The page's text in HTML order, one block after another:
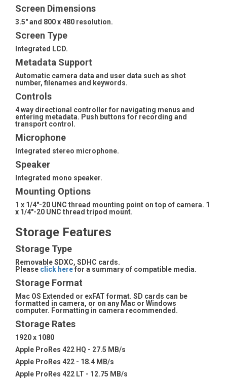
Screen Dimensions
3.5" and 800 x 480 resolution.
Screen Type
Integrated LCD.
Metadata Support
Automatic camera data and user data such as shot
number, filenames and keywords.
Controls
4 way directional controller for navigating menus and
entering metadata. Push buttons for recording and
transport control.
Microphone
Integrated stereo microphone.
Speaker
Integrated mono speaker.
Mounting Options
1 x 1/4"-20 UNC thread mounting point on top of camera. 1
x 1/4"-20 UNC thread tripod mount.
Storage Features
Storage Type
Removable SDXC, SDHC cards.
Please click herefor a summary of compatible media.
Storage Format
Mac OS Extended or exFAT format. SD cards can be
formatted in camera, or on any Mac or Windows
computer. Formatting in camera recommended.
Storage Rates
1920 x 1080
Apple ProRes 422 HQ - 27.5 MB/s
Apple ProRes 422 - 18.4 MB/s
Apple ProRes 422 LT - 12.75 MB/s